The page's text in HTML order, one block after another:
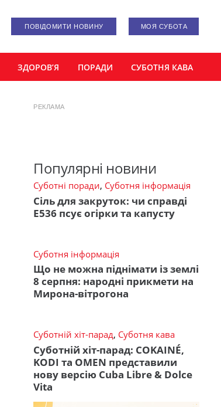
ПОВІДОМИТИ НОВИНУ МОЯ СУБОТА
ЗДОРОВ’Я ПОРАДИ СУБОТНЯ КАВА
РЕКЛАМА
Популярні новини
Суботні поради, Суботня інформація
Сіль для закруток: чи справді
Е536 псує огірки та капусту
Суботня інформація
Що не можна піднімати із землі
8 серпня: народні прикмети на
Мирона-вітрогона
Суботній хіт-парад, Суботня кава
Суботній хіт-парад: COKAINÉ,
KODI та OMEN представили
нову версію Cuba Libre & Dolce
Vita